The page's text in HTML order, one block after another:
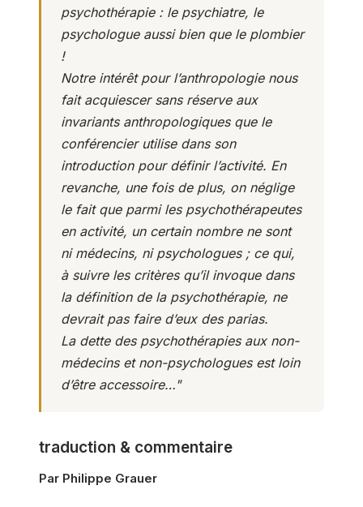
psychothérapie : le psychiatre, le
psychologue aussi bien que le plombier
!
Notre intérêt pour l’anthropologie nous
fait acquiescer sans réserve aux
invariants anthropologiques que le
conférencier utilise dans son
introduction pour définir l’activité. En
revanche, une fois de plus, on néglige
le fait que parmi les psychothérapeutes
en activité, un certain nombre ne sont
ni médecins, ni psychologues ; ce qui,
à suivre les critères qu’il invoque dans
la définition de la psychothérapie, ne
devrait pas faire d’eux des parias.
La dette des psychothérapies aux non-
médecins et non-psychologues est loin
d’être accessoire…"
traduction & commentaire
Par Philippe Grauer